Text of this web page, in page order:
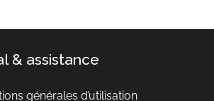
& assistance
générales d’utilisation